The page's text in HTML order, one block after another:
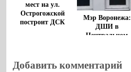
мест на ул.
Острогожской
построит ДСК
Мэр Воронежа:
ДШИ в
Центральном
учебного года
Добавить комментарий